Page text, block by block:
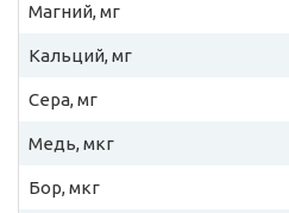
Магний, мг
Кальций, мг
Сера, мг
Медь, мкг
Бор, мкг